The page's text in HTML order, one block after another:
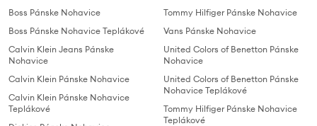
Boss Pánske Nohavice
Boss Pánske Nohavice Teplákové
Calvin Klein Jeans Pánske
Nohavice
Calvin Klein Pánske Nohavice
Calvin Klein Pánske Nohavice
Teplákové
Tommy Hilfiger Pánske Nohavice
Vans Pánske Nohavice
United Colors of Benetton Pánske
Nohavice
United Colors of Benetton Pánske
Nohavice Teplákové
Tommy Hilfiger Pánske Nohavice
Teplákové